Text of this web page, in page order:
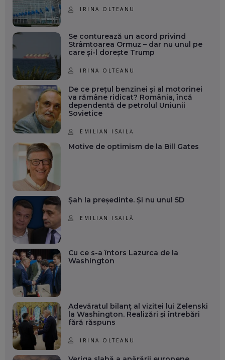
IRINA OLTEANU
Se conturează un acord privind
Strâmtoarea Ormuz – dar nu unul pe
care și-l dorește Trump
IRINA OLTEANU
De ce prețul benzinei și al motorinei
va rămâne ridicat? România, încă
dependentă de petrolul Uniunii
Sovietice
EMILIAN ISAILĂ
Motive de optimism de la Bill Gates
Șah la președinte. Și nu unul 5D
EMILIAN ISAILĂ
Cu ce s-a întors Lazurca de la
Washington
Adevăratul bilanț al vizitei lui Zelenski
la Washington. Realizări și întrebări
fără răspuns
IRINA OLTEANU